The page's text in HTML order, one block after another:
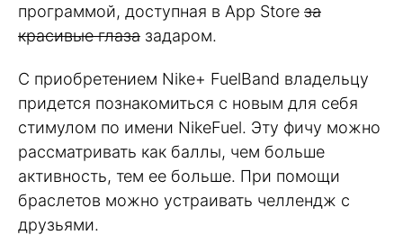
программой, доступная в App Store за
красивые глаза задаром.
С приобретением Nike+ FuelBand владельцу
придется познакомиться с новым для себя
стимулом по имени NikeFuel. Эту фичу можно
рассматривать как баллы, чем больше
активность, тем ее больше. При помощи
браслетов можно устраивать челлендж с
друзьями.